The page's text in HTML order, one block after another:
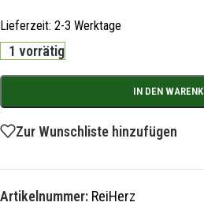
Lieferzeit: 2-3 Werktage
1 vorrätig
IN DEN
Zur Wunschliste hinzufügen
Artikelnummer: ReiHerz